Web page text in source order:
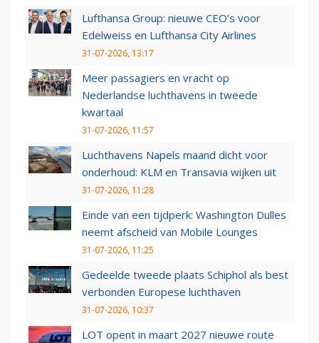
Lufthansa Group: nieuwe CEO’s voor
Edelweiss en Lufthansa City Airlines
31-07-2026, 13:17
Meer passagiers en vracht op
Nederlandse luchthavens in tweede
kwartaal
31-07-2026, 11:57
Luchthavens Napels maand dicht voor
onderhoud: KLM en Transavia wijken uit
31-07-2026, 11:28
Einde van een tijdperk: Washington Dulles
neemt afscheid van Mobile Lounges
31-07-2026, 11:25
Gedeelde tweede plaats Schiphol als best
verbonden Europese luchthaven
31-07-2026, 10:37
LOT opent in maart 2027 nieuwe route